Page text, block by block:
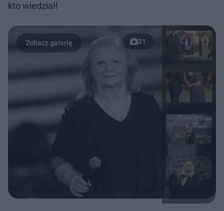
kto wiedział!
21